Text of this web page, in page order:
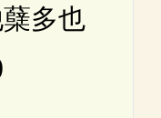
多也